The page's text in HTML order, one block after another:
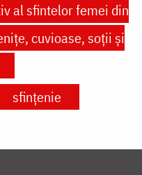
al sfintelor femei din
cuvioase, soții și
sfințenie